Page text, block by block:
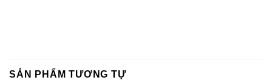
SẢN PHẨM TƯƠNG TỰ